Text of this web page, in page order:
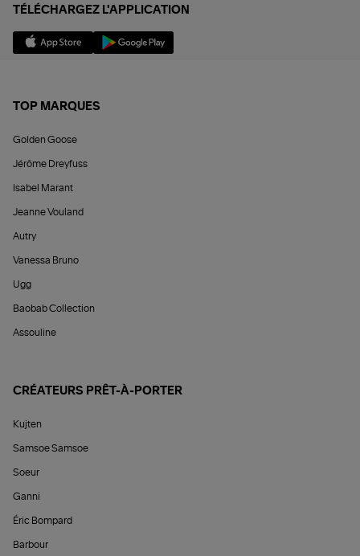
TÉLÉCHARGEZ L'APPLICATION
TOP MARQUES
Golden Goose
Jérôme Dreyfuss
Isabel Marant
Jeanne Vouland
Autry
Vanessa Bruno
Ugg
Baobab Collection
Assouline
CRÉATEURS PRÊT-À-PORTER
Kujten
Samsoe Samsoe
Soeur
Ganni
Éric Bompard
Barbour